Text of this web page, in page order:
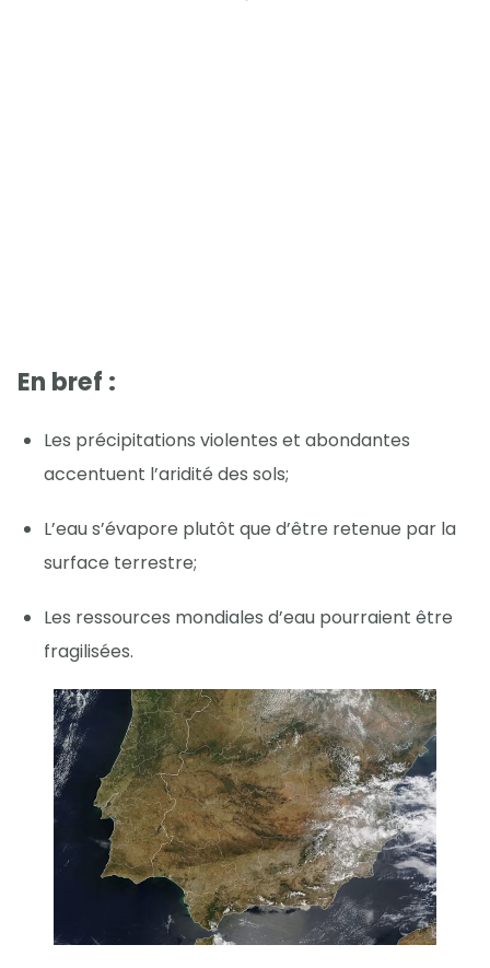
En bref :
Les précipitations violentes et abondantes
accentuent l’aridité des sols;
L’eau s’évapore plutôt que d’être retenue par la
surface terrestre;
Les ressources mondiales d’eau pourraient être
fragilisées.